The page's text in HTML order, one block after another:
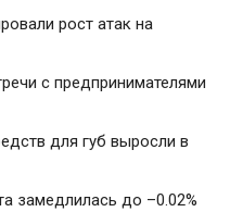
рост атак на
с предпринимателями
для губ выросли в
замедлилась до –0.02%